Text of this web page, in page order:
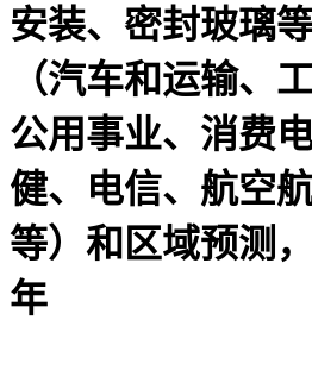
安装、密封玻璃
（汽车和运输、
公用事业、消费
健、电信、航空
等）和区域预测
年